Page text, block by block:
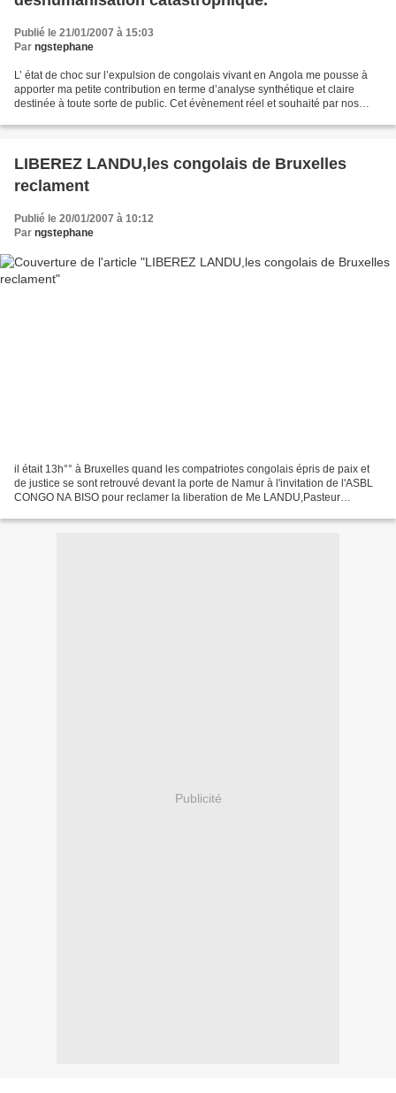
Publié le 21/01/2007 à 15:03
Par ngstephane
L’ état de choc sur l’expulsion de congolais vivant en Angola me pousse à
apporter ma petite contribution en terme d’analyse synthétique et claire
destinée à toute sorte de public. Cet évènement réel et souhaité par nos
LIBEREZ LANDU,les congolais de Bruxelles
reclament
Publié le 20/01/2007 à 10:12
Par ngstephane
il était 13h°° à Bruxelles quand les compatriotes congolais épris de paix et
de justice se sont retrouvé devant la porte de Namur à l'invitation de l'ASBL
CONGO NA BISO pour reclamer la liberation de Me LANDU,Pasteur
Publicité